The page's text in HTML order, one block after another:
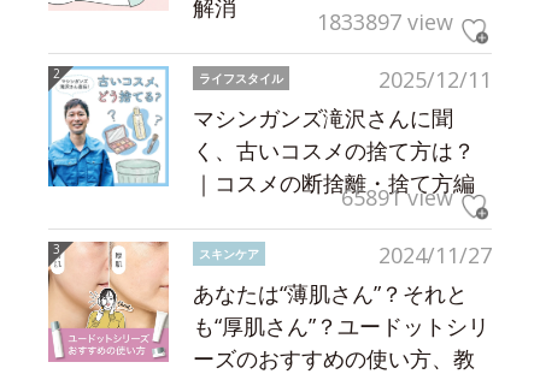
解消
1833897 view
2025/12/11
ライフスタイル
マシンガンズ滝沢さんに聞
く、古いコスメの捨て方は？
｜コスメの断捨離・捨て方編
65891 view
2024/11/27
スキンケア
あなたは“薄肌さん”？それと
も“厚肌さん”？ユードットシリ
ーズのおすすめの使い方、教